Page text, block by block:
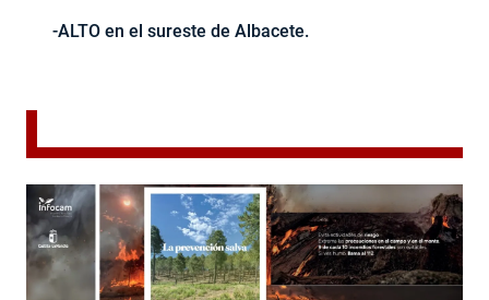
-ALTO en el sureste de Albacete.